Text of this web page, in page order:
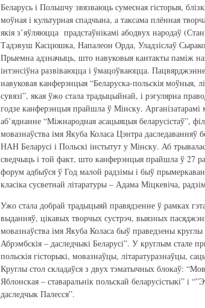
Беларусь і Польшчу звязваюць сумесная гісторыя,
моўная і культурная спадчына, а таксама плённая
якія з’яўляюцца прадстаўнікамі абодвух народаў
Тадэвуш Касцюшка, Напалеон Орда, Уладзіслаў
Прыемна адзначыць, што навуковыя кантакты паміж
інтэнсіўна развіваюцца і ўмацоўваюцца.
навуковая канферэнцыя “Беларуска-польскія моўныя,
сувязі”, якая ўжо стала традыцыйнай, і рэгулярна
годзе канферэнцыя прайшла ў Мінску. Арганізатарамі
аб’яднанне “Міжнародная асацыяцыя беларусістаў”,
мовазнаўства імя Якуба Коласа Цэнтра даследаванняў
НАН Беларусі і Польскі інстытут у Мінску. Аб
сведчыць і той факт, што канферэнцыя прайшла ў 27
форум адбыўся ў Год малой радзімы і быў
класіка сусветнай літаратуры – Адама Міцкевіча,
Ужо стала добрай традыцыяй правядзенне ў рамках
выданняў, цікавых творчых сустрэч, выязных
мовазнаўства імя Якуба Коласа быў праведзены
Абрэмбскія – даследчыкі Беларусі”. У круглым стале
польскія гісторыкі, мовазнаўцы, літаратуразнаўцы,
Круглы стол складаўся з двух тэматычных блокаў:
Яблонская – ставаральнік польскай беларусістыкі” і
даследчык Палесся”.